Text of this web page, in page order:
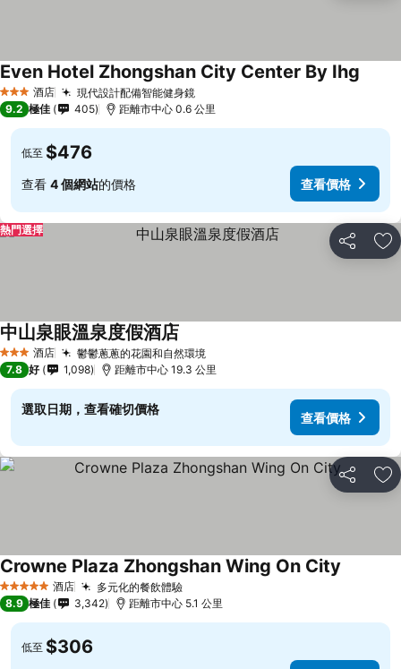
3 星級 酒店 現代設計配備智能健身鏡
Even Hotel Zhongshan City Center By Ihg
9.2 極佳 405 距離市中心 0.6 公里
低至 $476
查看 4 個網站的價格 查看價格
分享 放
熱門選擇
3 星級 酒店 鬱鬱蔥蔥的花園和自然環境
中山泉眼溫泉度假酒店
7.8 好 1,098 距離市中心 19.3 公里
選取日期，查看確切價格
查看價格
分享 放
5 星級 酒店 多元化的餐飲體驗
Crowne Plaza Zhongshan Wing On City
8.9 極佳 3,342 距離市中心 5.1 公里
低至 $306